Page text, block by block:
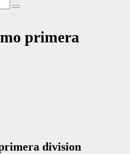
primera
division